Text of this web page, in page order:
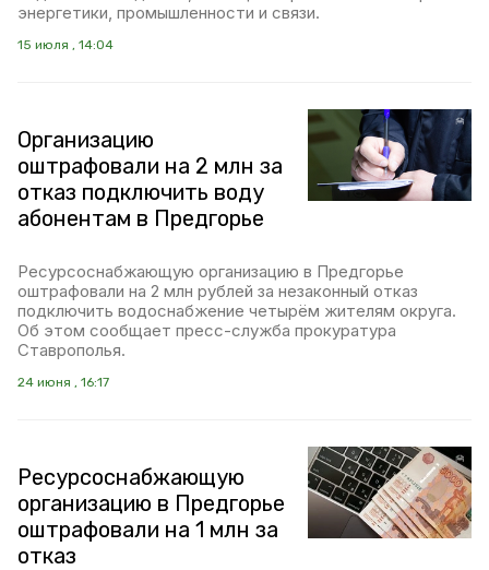
энергетики, промышленности и связи.
15 июля , 14:04
Организацию
оштрафовали на 2 млн за
отказ подключить воду
абонентам в Предгорье
Ресурсоснабжающую организацию в Предгорье
оштрафовали на 2 млн рублей за незаконный отказ
подключить водоснабжение четырём жителям округа.
Об этом сообщает пресс-служба прокуратура
Ставрополья.
24 июня , 16:17
Ресурсоснабжающую
организацию в Предгорье
оштрафовали на 1 млн за
отказ